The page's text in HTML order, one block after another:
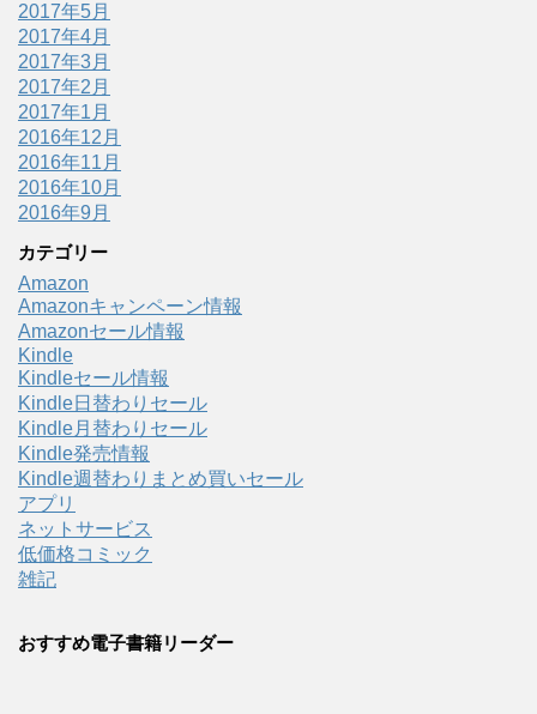
2017年5月
2017年4月
2017年3月
2017年2月
2017年1月
2016年12月
2016年11月
2016年10月
2016年9月
カテゴリー
Amazon
Amazonキャンペーン情報
Amazonセール情報
Kindle
Kindleセール情報
Kindle日替わりセール
Kindle月替わりセール
Kindle発売情報
Kindle週替わりまとめ買いセール
アプリ
ネットサービス
低価格コミック
雑記
おすすめ電子書籍リーダー